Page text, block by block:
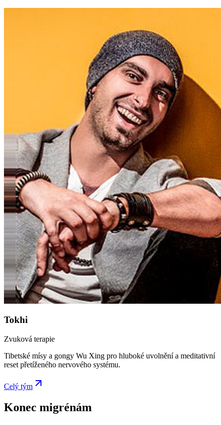
Tokhi
Zvuková terapie
Tibetské mísy a gongy Wu Xing pro hluboké uvolnění a meditativní
reset přetíženého nervového systému.
Celý tým
Konec migrénám